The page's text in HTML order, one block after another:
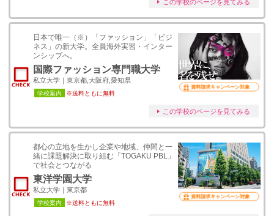
この学校のページを見てみる
日本で唯一（※）「ファッション」「ビジ
ネス」の新大学。全員海外実習・インター
ンシップへ。
国際ファッション専門職大学
私立大学｜東京都,大阪府,愛知県
学校案内 ※送料ともに無料
資料請求キャンペーン対象
この学校のページを見てみる
都心の立地を生かし企業や地域、仲間と一
緒に課題解決に取り組む「TOGAKU PBL」
で社会とつながる
東洋学園大学
私立大学｜東京都
学校案内 ※送料ともに無料
資料請求キャンペーン対象